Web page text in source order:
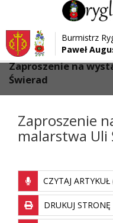
Przejdź do menu
Przejdź do głównej treści strony
Przejdź do stopki strony
Burmistrz
Paweł
Strona główna >
Zaproszenie na
Świerad
Zaproszenie
malarstwa Uli
CZYTAJ
DRUKUJ STRONĘ